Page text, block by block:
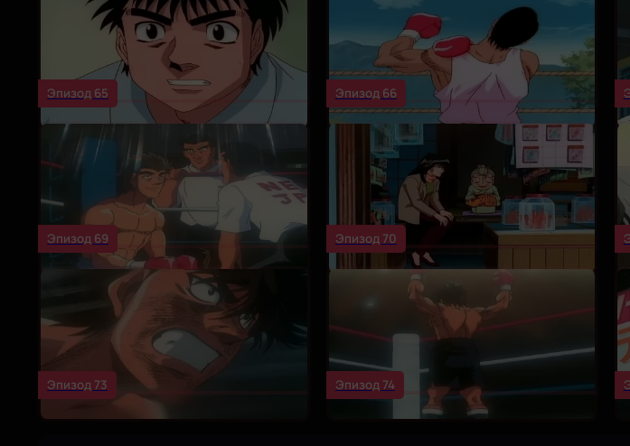
Эпизод 65 Эпизод 66
Эпизод 69 Эпизод 70
Эпизод 73 Эпизод 74